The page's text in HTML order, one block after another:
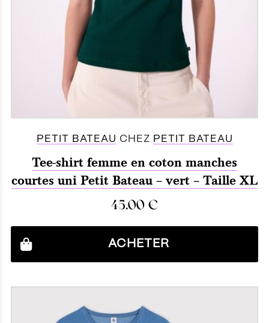
PETIT BATEAU CHEZ PETIT BATEAU
Tee-shirt femme en coton manches
courtes uni Petit Bateau – vert – Taille XL
45.00 €
ACHETER